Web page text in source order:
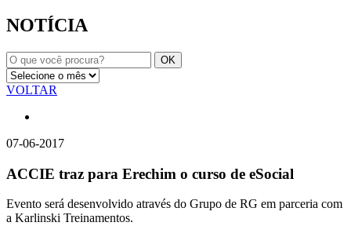
NOTÍCIA
VOLTAR
07-06-2017
ACCIE traz para Erechim o curso de eSocial
Evento será desenvolvido através do Grupo de RG em parceria com
a Karlinski Treinamentos.